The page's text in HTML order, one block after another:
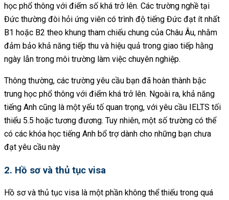
học phổ thông với điểm số khá trở lên. Các trường nghề tại
Đức thường đòi hỏi ứng viên có trình độ tiếng Đức đạt ít nhất
B1 hoặc B2 theo khung tham chiếu chung của Châu Âu, nhằm
đảm bảo khả năng tiếp thu và hiệu quả trong giao tiếp hằng
ngày lẫn trong môi trường làm việc chuyên nghiệp.
Thông thường, các trường yêu cầu bạn đã hoàn thành bậc
trung học phổ thông với điểm khá trở lên. Ngoài ra, khả năng
tiếng Anh cũng là một yếu tố quan trọng, với yêu cầu IELTS tối
thiểu 5.5 hoặc tương đương. Tuy nhiên, một số trường có thể
có các khóa học tiếng Anh bổ trợ dành cho những bạn chưa
đạt yêu cầu này
2. Hồ sơ và thủ tục visa
Hồ sơ và thủ tục visa là một phần không thể thiếu trong quá